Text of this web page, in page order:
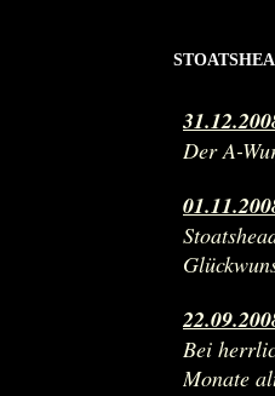
Der A-
Bei
Monate